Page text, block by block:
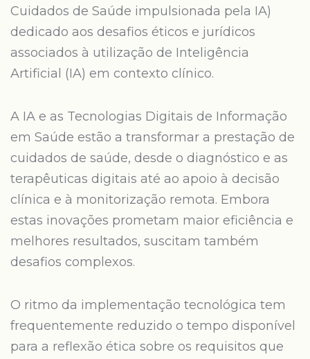
Cuidados de Saúde impulsionada pela IA)
dedicado aos desafios éticos e jurídicos
associados à utilização de Inteligência
Artificial (IA) em contexto clínico.
A IA e as Tecnologias Digitais de Informação
em Saúde estão a transformar a prestação de
cuidados de saúde, desde o diagnóstico e as
terapêuticas digitais até ao apoio à decisão
clínica e à monitorização remota. Embora
estas inovações prometam maior eficiência e
melhores resultados, suscitam também
desafios complexos.
O ritmo da implementação tecnológica tem
frequentemente reduzido o tempo disponível
para a reflexão ética sobre os requisitos que